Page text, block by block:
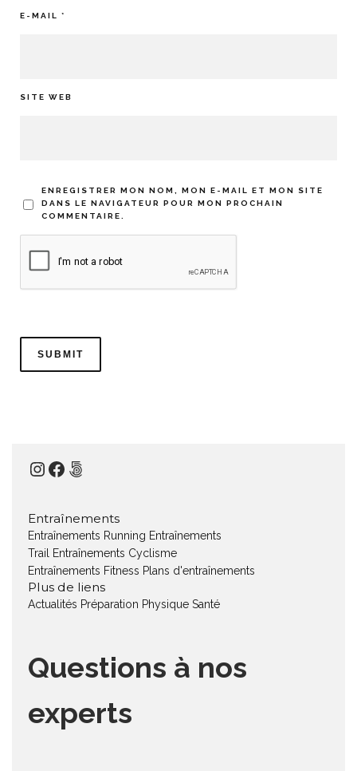
E-MAIL *
SITE WEB
ENREGISTRER MON NOM, MON E-MAIL ET MON SITE
DANS LE NAVIGATEUR POUR MON PROCHAIN
COMMENTAIRE.
Instagram
Facebook
500px
Entraînements
Entraînements Running Entraînements
Trail
Entraînements Cyclisme
Entraînements Fitness Plans d'entraînements
Plus de liens
Actualités Préparation Physique Santé
Questions à nos
experts